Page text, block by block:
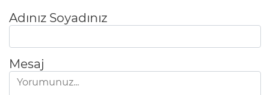
Adınız Soyadınız
Mesaj